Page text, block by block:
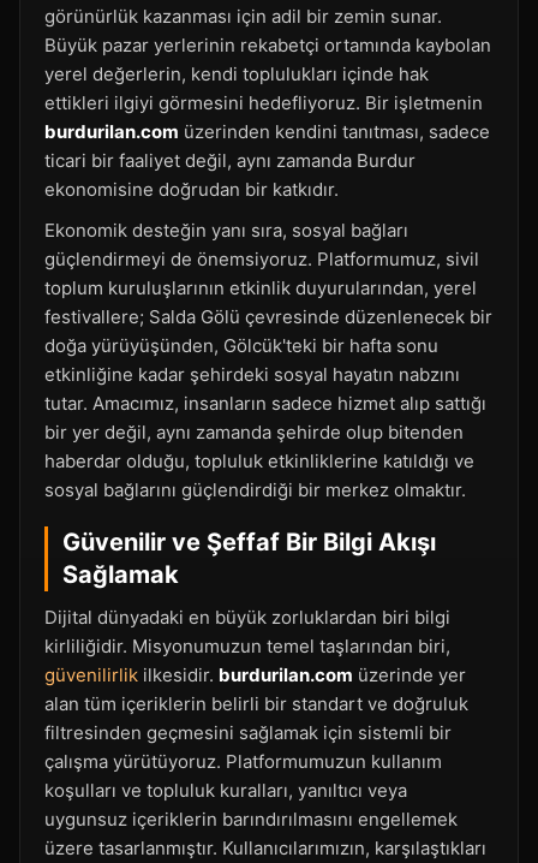
görünürlük kazanması için adil bir zemin sunar.
Büyük pazar yerlerinin rekabetçi ortamında kaybolan
yerel değerlerin, kendi toplulukları içinde hak
ettikleri ilgiyi görmesini hedefliyoruz. Bir işletmenin
burdurilan.com üzerinden kendini tanıtması, sadece
ticari bir faaliyet değil, aynı zamanda Burdur
ekonomisine doğrudan bir katkıdır.
Ekonomik desteğin yanı sıra, sosyal bağları
güçlendirmeyi de önemsiyoruz. Platformumuz, sivil
toplum kuruluşlarının etkinlik duyurularından, yerel
festivallere; Salda Gölü çevresinde düzenlenecek bir
doğa yürüyüşünden, Gölcük'teki bir hafta sonu
etkinliğine kadar şehirdeki sosyal hayatın nabzını
tutar. Amacımız, insanların sadece hizmet alıp sattığı
bir yer değil, aynı zamanda şehirde olup bitenden
haberdar olduğu, topluluk etkinliklerine katıldığı ve
sosyal bağlarını güçlendirdiği bir merkez olmaktır.
Güvenilir ve Şeffaf Bir Bilgi Akışı
Sağlamak
Dijital dünyadaki en büyük zorluklardan biri bilgi
kirliliğidir. Misyonumuzun temel taşlarından biri,
güvenilirlik ilkesidir. burdurilan.com üzerinde yer
alan tüm içeriklerin belirli bir standart ve doğruluk
filtresinden geçmesini sağlamak için sistemli bir
çalışma yürütüyoruz. Platformumuzun kullanım
koşulları ve topluluk kuralları, yanıltıcı veya
uygunsuz içeriklerin barındırılmasını engellemek
üzere tasarlanmıştır. Kullanıcılarımızın, karşılaştıkları